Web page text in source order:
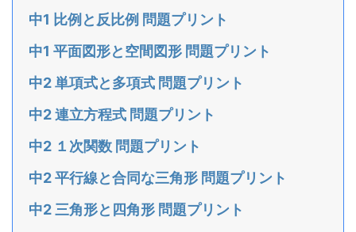
中1 比例と反比例 問題プリント
中1 平面図形と空間図形 問題プリント
中2 単項式と多項式 問題プリント
中2 連立方程式 問題プリント
中2 １次関数 問題プリント
中2 平行線と合同な三角形 問題プリント
中2 三角形と四角形 問題プリント